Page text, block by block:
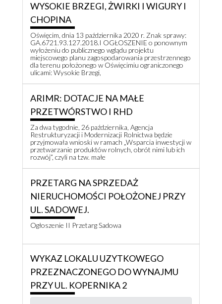
WYSOKIE BRZEGI, ŻWIRKI I WIGURY I
CHOPINA
Oświęcim, dnia 13 października 2020 r. Znak sprawy:
GA.6721.93.127.2018.I OGŁOSZENIE o ponownym
wyłożeniu do publicznego wglądu projektu
miejscowego planu zagospodarowania przestrzennego
dla terenu położonego w Oświęcimiu ograniczonego
ulicami: Wysokie Brzegi,
ARIMR: DOTACJE NA MAŁE
PRZETWÓRSTWO I RHD
Za dwa tygodnie, 26 października, Agencja
Restrukturyzacji i Modernizacji Rolnictwa będzie
przyjmowała wnioski w ramach „Wsparcia inwestycji w
przetwarzanie produktów rolnych, obrót nimi lub ich
rozwój”, czyli na tzw. małe
PRZETARG NA SPRZEDAŻ
NIERUCHOMOŚCI POŁOŻONEJ PRZY
UL. SADOWEJ.
Ogłoszenie II Przetarg Sadowa
WYKAZ LOKALU UZYTKOWEGO
PRZEZNACZONEGO DO WYNAJMU
PRZY UL. KOPERNIKA 2